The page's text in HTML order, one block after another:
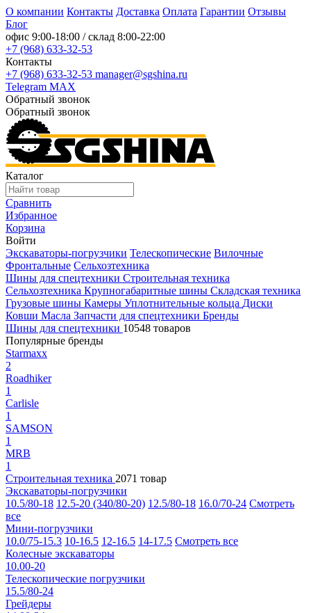
О компании Контакты Доставка Оплата Гарантии Отзывы
Блог
офис 9:00-18:00 / склад 8:00-22:00
+7 (968) 633-32-53
Контакты
+7 (968) 633-32-53 manager@sgshina.ru
Telegram MAX
Обратный звонок
Обратный звонок
Каталог
Сравнить
Избранное
Корзина
Войти
Экскаваторы-погрузчики Телескопические Вилочные
Фронтальные Сельхозтехника
Шины для спецтехники Строительная техника
Сельхозтехника Крупногабаритные шины Складская техника
Грузовые шины Камеры Уплотнительные кольца Диски
Ковши Масла Запчасти для спецтехники Бренды
Шины для спецтехники 10548 товаров
Популярные бренды
Starmaxx
2
Roadhiker
1
Carlisle
1
SAMSON
1
MRB
1
Строительная техника 2071 товар
Экскаваторы-погрузчики
10.5/80-18 12.5-20 (340/80-20) 12.5/80-18 16.0/70-24 Смотреть
все
Мини-погрузчики
10.0/75-15.3 10-16.5 12-16.5 14-17.5 Смотреть все
Колесные экскаваторы
10.00-20
Телескопические погрузчики
15.5/80-24
Грейдеры